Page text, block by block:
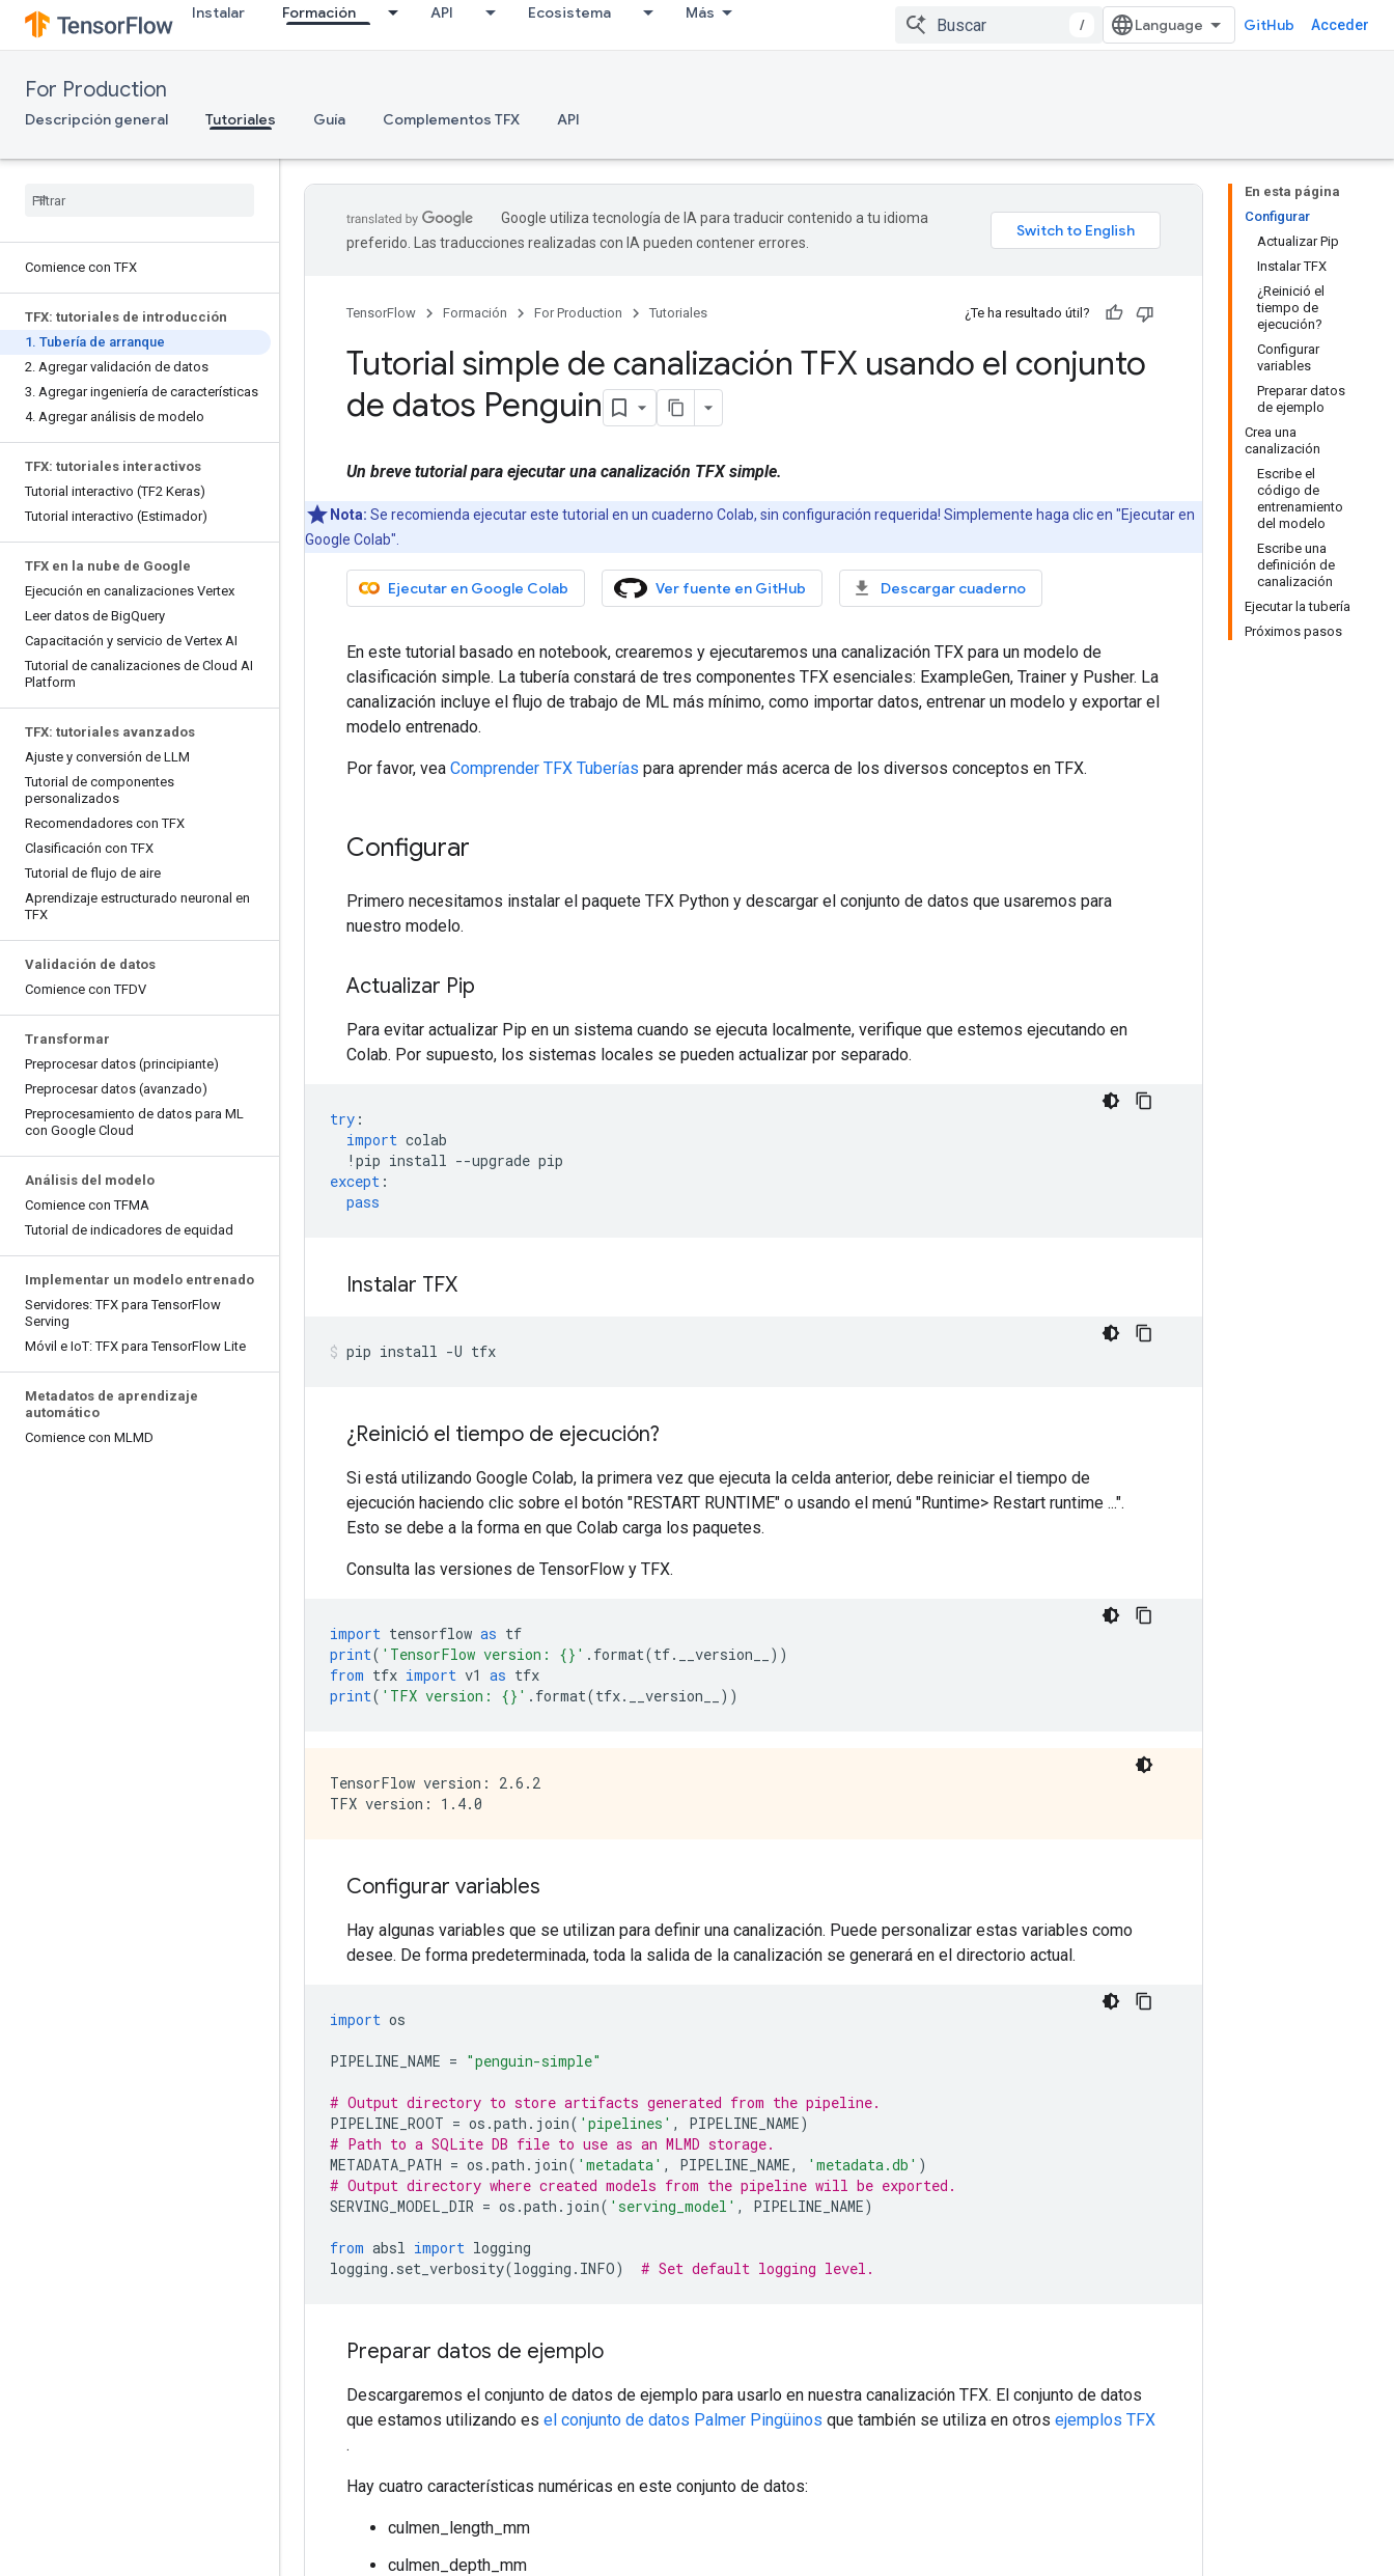
Instalar Formación API Ecosistema Más
/ GitHub Acceder
For Production
Descripción general Tutoriales Guía Complementos TFX API
Comience con TFX
TFX: tutoriales de introducción
1. Tubería de arranque
2. Agregar validación de datos
3. Agregar ingeniería de características
4. Agregar análisis de modelo
TFX: tutoriales interactivos
Tutorial interactivo (TF2 Keras)
Tutorial interactivo (Estimador)
TFX en la nube de Google
Ejecución en canalizaciones Vertex
Leer datos de BigQuery
Capacitación y servicio de Vertex AI
Tutorial de canalizaciones de Cloud AI
Platform
TFX: tutoriales avanzados
Ajuste y conversión de LLM
Tutorial de componentes
personalizados
Recomendadores con TFX
Clasificación con TFX
Tutorial de flujo de aire
Aprendizaje estructurado neuronal en
TFX
Validación de datos
Comience con TFDV
Transformar
Preprocesar datos (principiante)
Preprocesar datos (avanzado)
Preprocesamiento de datos para ML
con Google Cloud
Análisis del modelo
Comience con TFMA
Tutorial de indicadores de equidad
Implementar un modelo entrenado
Servidores: TFX para TensorFlow
Serving
Móvil e IoT: TFX para TensorFlow Lite
Metadatos de aprendizaje
automático
Comience con MLMD
En esta página
Configurar
Actualizar Pip
Instalar TFX
¿Reinició el
tiempo de
ejecución?
Configurar
variables
Preparar datos
de ejemplo
Crea una
canalización
Escribe el
código de
entrenamiento
del modelo
Escribe una
definición de
canalización
Ejecutar la tubería
Próximos pasos
Google utiliza tecnología de IA para traducir contenido a tu idioma
preferido. Las traducciones realizadas con IA pueden contener errores.
TensorFlow Formación For Production Tutoriales ¿Te ha resultado útil?
Tutorial simple de canalización TFX usando el conjunto
de datos Penguin
Un breve tutorial para ejecutar una canalización TFX simple.
Nota: Se recomienda ejecutar este tutorial en un cuaderno Colab, sin configuración requerida! Simplemente haga clic en "Ejecutar en
Google Colab".
Ejecutar en Google Colab Ver fuente en GitHub Descargar cuaderno
En este tutorial basado en notebook, crearemos y ejecutaremos una canalización TFX para un modelo de
clasificación simple. La tubería constará de tres componentes TFX esenciales: ExampleGen, Trainer y Pusher. La
canalización incluye el flujo de trabajo de ML más mínimo, como importar datos, entrenar un modelo y exportar el
modelo entrenado.
Por favor, vea Comprender TFX Tuberías para aprender más acerca de los diversos conceptos en TFX.
Configurar
Primero necesitamos instalar el paquete TFX Python y descargar el conjunto de datos que usaremos para
nuestro modelo.
Actualizar Pip
Para evitar actualizar Pip en un sistema cuando se ejecuta localmente, verifique que estemos ejecutando en
Colab. Por supuesto, los sistemas locales se pueden actualizar por separado.
try :
import colab
! pip install --upgrade pip
except :
pass
Instalar TFX
pip install -U tfx
¿Reinició el tiempo de ejecución?
Si está utilizando Google Colab, la primera vez que ejecuta la celda anterior, debe reiniciar el tiempo de
ejecución haciendo clic sobre el botón "RESTART RUNTIME" o usando el menú "Runtime> Restart runtime ...".
Esto se debe a la forma en que Colab carga los paquetes.
Consulta las versiones de TensorFlow y TFX.
import tensorflow as tf
print( 'TensorFlow version: {}' . format(tf. __version__
))
from tfx import v1 as tfx
print( 'TFX version: {}' . format(tfx. __version__ ))
TensorFlow version: 2.6.2
Configurar variables
Hay algunas variables que se utilizan para definir una canalización. Puede personalizar estas variables como
desee. De forma predeterminada, toda la salida de la canalización se generará en el directorio actual.
import os
PIPELINE_NAME = "penguin-simple"
# Output directory to store artifacts generated from the pipeline.
PIPELINE_ROOT = os .path . join( 'pipelines' , PIPELINE_NAME)
# Path to a SQLite DB file to use as an MLMD storage.
METADATA_PATH = os .path . join( 'metadata' , PIPELINE_NAME, 'metadata.db' )
# Output directory where created models from the pipeline will be exported.
SERVING_MODEL_DIR = os .path . join( 'serving_model' , PIPELINE_NAME)
from absl import logging
logging . set_verbosity(logging . INFO) # Set default logging level.
Preparar datos de ejemplo
Descargaremos el conjunto de datos de ejemplo para usarlo en nuestra canalización TFX. El conjunto de datos
que estamos utilizando es el conjunto de datos Palmer Pingüinos que también se utiliza en otros ejemplos TFX
.
Hay cuatro características numéricas en este conjunto de datos:
culmen_length_mm
culmen_depth_mm